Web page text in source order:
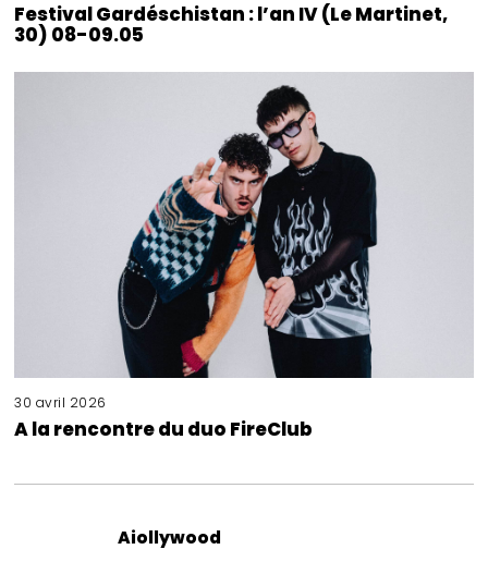
Festival Gardéschistan : l’an IV (Le Martinet,
30) 08-09.05
30 avril 2026
A la rencontre du duo FireClub
Aiollywood